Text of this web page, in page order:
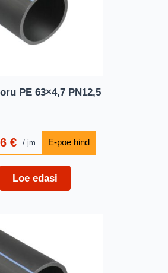
PE 63×4,7 PN12,5
€ jm
Loe edasi